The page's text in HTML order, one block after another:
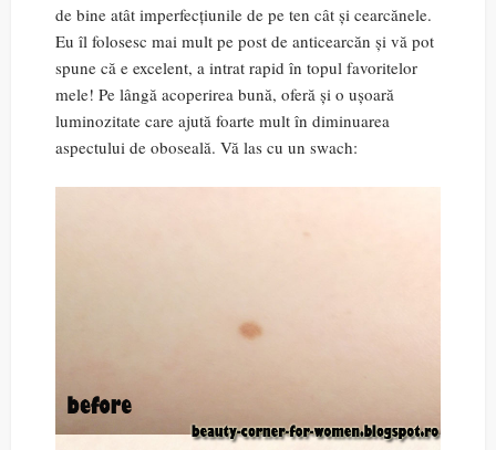
de bine atât imperfecțiunile de pe ten cât și cearcănele.
Eu îl folosesc mai mult pe post de anticearcăn și vă pot
spune că e excelent, a intrat rapid în topul favoritelor
mele! Pe lângă acoperirea bună, oferă și o ușoară
luminozitate care ajută foarte mult în diminuarea
aspectului de oboseală. Vă las cu un swach: